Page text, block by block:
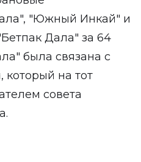
"Южный Инкай" и
Дала" за 64
была связана с
на тот
совета